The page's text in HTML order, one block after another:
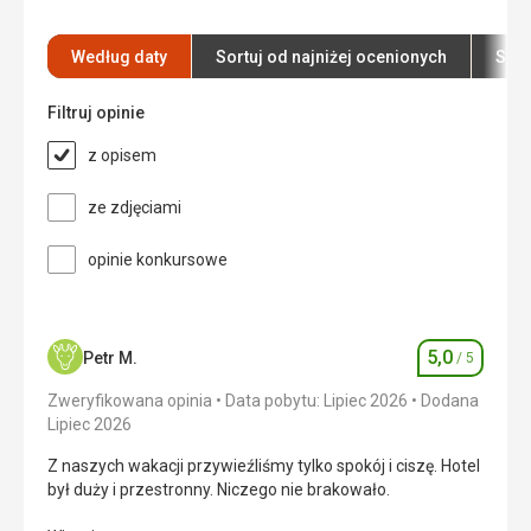
Jedzenie różnorodne, owoce morza, lokalne
Zakwaterowanie
problemów, a obsługa pomagała zawsze, gdy była
Usługi
Zakwaterowanie 5,0/ 5
Okolica
Usługi
Cena
Według daty Sortuj od najniżej ocenionych
Filtruj opinie
z opisem
ze zdjęciami
opinie konkursowe
Petr M. Ocena
5,0 / 5
Zweryfikowana opinia Data pobytu: Lipiec 2026
Dodana
Lipiec 2026
Z naszych wakacji przywieźliśmy tylko spokój i ciszę. Hotel
był duży i przestronny. Niczego nie brakowało.